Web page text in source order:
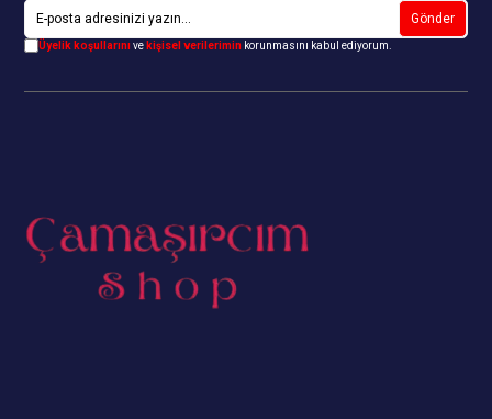
Gönder
Üyelik koşullarınıve kişisel verilerimin korunmasını kabul ediyorum.